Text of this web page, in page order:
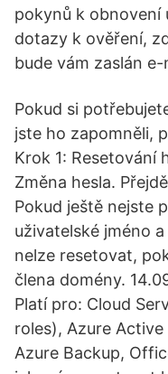
pokynů k obnovení
dotazy k ověření,
bude vám zaslán e-
Pokud si
jste ho zapomněli,
Krok 1: Resetování
Změna hesla.
Pokud ještě nejste
uživatelské jméno
nelze resetovat,
člena domény.
Platí pro: Cloud
roles), Azure
Azure Backup,